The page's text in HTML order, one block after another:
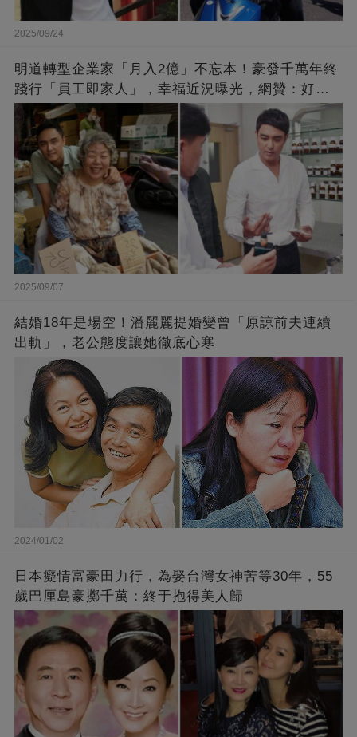
2025/09/24
明道轉型企業家「月入2億」不忘本！豪發千萬年終
踐行「員工即家人」，幸福近況曝光，網贊：好老
闆的福報
2025/09/07
結婚18年是場空！潘麗麗提婚變曾「原諒前夫連續
出軌」，老公態度讓她徹底心寒
2024/01/02
日本癡情富豪田力行，為娶台灣女神苦等30年，55
歲巴厘島豪擲千萬：終于抱得美人歸